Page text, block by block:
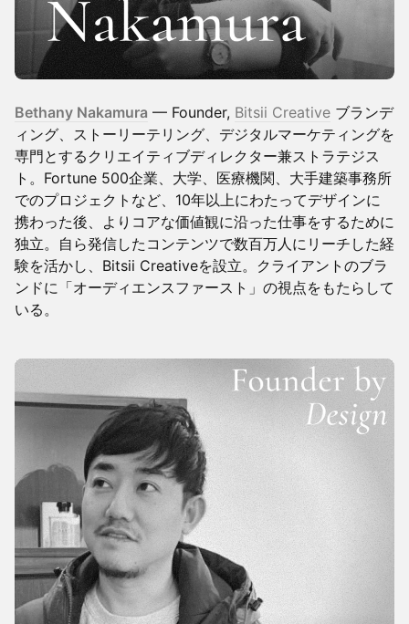
Bethany Nakamura — Founder, Bitsii Creative ブランデ
ィング、ストーリーテリング、デジタルマーケティングを
専門とするクリエイティブディレクター兼ストラテジス
ト。Fortune 500企業、大学、医療機関、大手建築事務所
でのプロジェクトなど、10年以上にわたってデザインに
携わった後、よりコアな価値観に沿った仕事をするために
独立。自ら発信したコンテンツで数百万人にリーチした経
験を活かし、Bitsii Creativeを設立。クライアントのブラ
ンドに「オーディエンスファースト」の視点をもたらして
いる。